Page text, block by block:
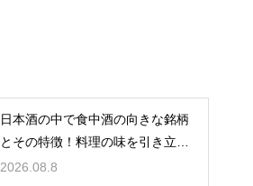
日本酒の中で食中酒の向きな銘柄
とその特徴！料理の味を引き立て
る名脇役
2026.08.8